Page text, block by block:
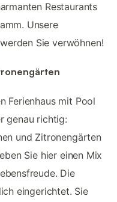
Restaurants
Unsere
werden Sie verwöhnen!
Ferienhaus mit Pool
genau richtig:
und Zitronengärten
Sie hier einen Mix
Die
eingerichtet. Sie